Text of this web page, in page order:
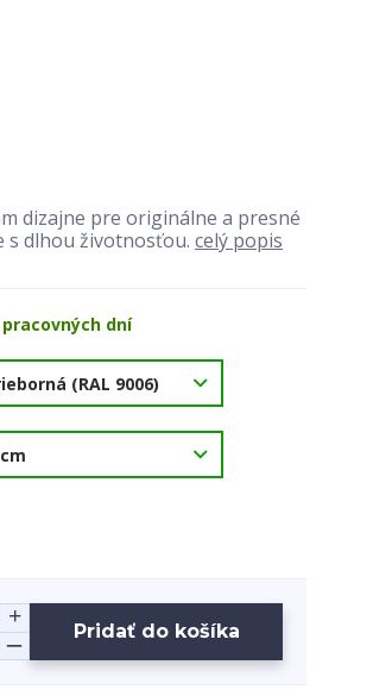
dizajne pre originálne a presné
s dlhou životnosťou. celý popis
pracovných dní
Pridať do košíka